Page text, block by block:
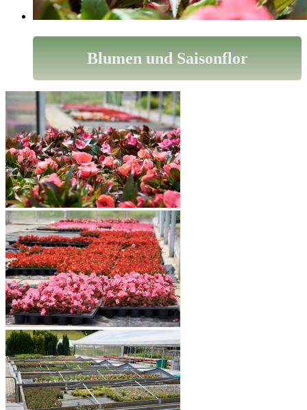
Blumen und Saisonflor